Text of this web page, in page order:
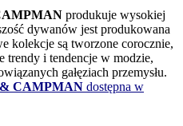
produkuje wysokiej
dywanów jest produkowana
kolekcje są tworzone corocznie,
trendy i tendencje w modzie,
gałęziach przemysłu.
CAMPMAN dostępna w